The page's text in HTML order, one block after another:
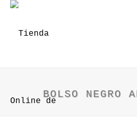
BOLSO NEGRO